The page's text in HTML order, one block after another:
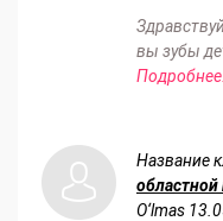
вы зубы
Название
областной
O‘lmas